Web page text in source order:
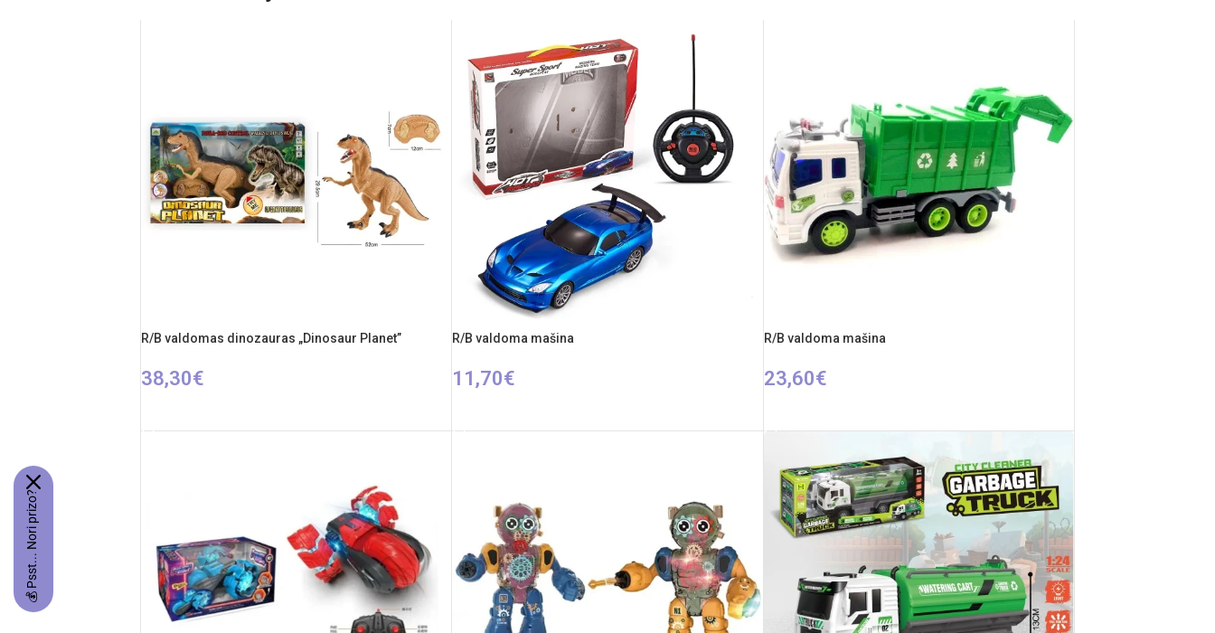
R/B valdomas dinozauras „Dinosaur Planet”
38,30€
R/B valdoma mašina
11,70€
R/B valdoma mašina
23,60€
💰 Psst... Nori prizo?